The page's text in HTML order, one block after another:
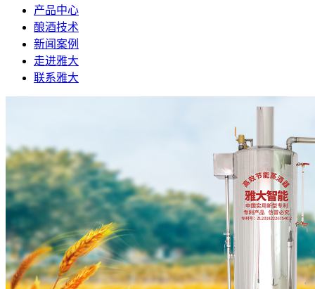
产品中心
酿酒技术
新闻案例
走进雅大
联系雅大